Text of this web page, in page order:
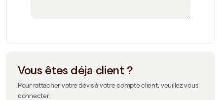
Vous êtes déja client ?
Pour rattacher votre devis à votre compte client, veuillez vous
connecter.